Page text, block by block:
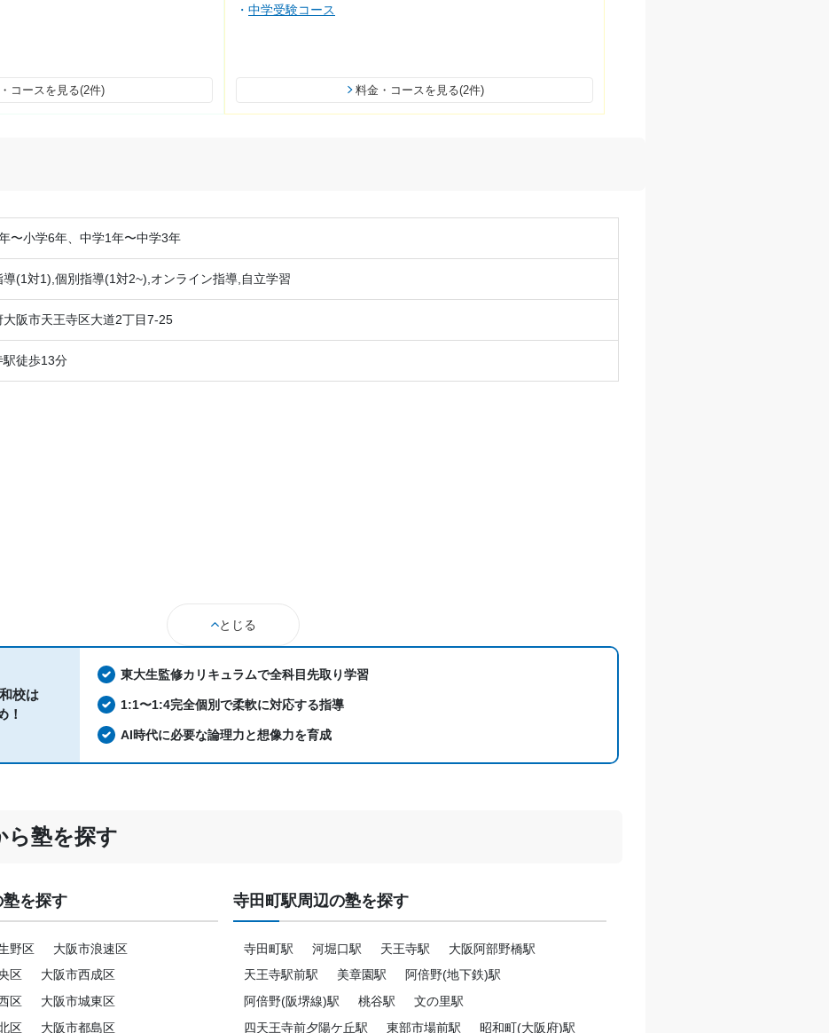
コースを見る(2件)
中学受験コース
料金・コースを見る(2件)
〜小学6年、中学1年〜中学3年
導(1対1),個別指導(1対2~),オンライン指導,自立学習
大阪市天王寺区大道2丁目7-25
駅徒歩13分
とじる
校は
！
東大生監修カリキュラムで全科目先取り学習
1:1〜1:4完全個別で柔軟に対応する指導
AI時代に必要な論理力と想像力を育成
ら塾を探す
を探す
野区
大阪市浪速区
区
大阪市西成区
区
大阪市城東区
区 大阪市都島区
寺田町駅周辺の塾を探す
寺田町駅 河堀口駅 天王寺駅
大阪阿部野橋駅
天王寺駅前駅
美章園駅
阿倍野(地下鉄)駅
阿倍野(阪堺線)駅
桃谷駅
文の里駅
四天王寺前夕陽ケ丘駅
東部市場前駅 昭和町(大阪府)駅